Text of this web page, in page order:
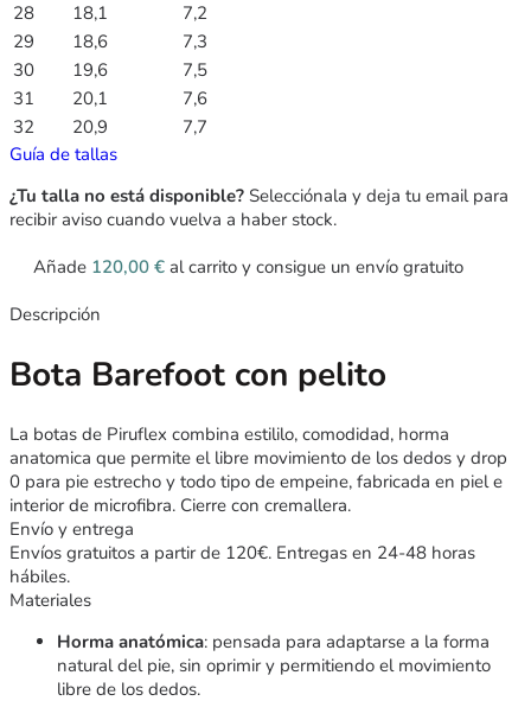
28
18,1
7,2
29
18,6
7,3
30
19,6
7,5
31
20,1
7,6
32
20,9
7,7
Guía de tallas
¿Tu talla no está disponible? Selecciónala y deja tu email para
recibir aviso cuando vuelva a haber stock.
Añade 120,00 € al carrito y consigue un envío gratuito
Descripción
Bota Barefoot con pelito
La botas de Piruflex combina estililo, comodidad, horma
anatomica que permite el libre movimiento de los dedos y drop
0 para pie estrecho y todo tipo de empeine, fabricada en piel e
interior de microfibra. Cierre con cremallera.
Envío y entrega
Envíos gratuitos a partir de 120€. Entregas en 24-48 horas
hábiles.
Materiales
Horma anatómica: pensada para adaptarse a la forma
natural del pie, sin oprimir y permitiendo el movimiento
libre de los dedos.